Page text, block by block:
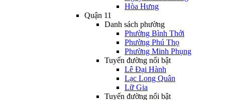
Hòa Hưng
Quận 11
Danh sách phường
Phường Bình Thới
Phường Phú Thọ
Phường Minh Phụng
Tuyến đường nổi bật
Lê Đại Hành
Lạc Long Quân
Lữ Gia
Tuyến đường nổi bật